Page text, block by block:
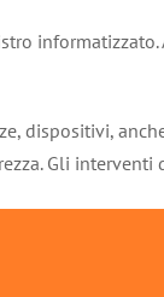
dispositivi,
Gli
nel